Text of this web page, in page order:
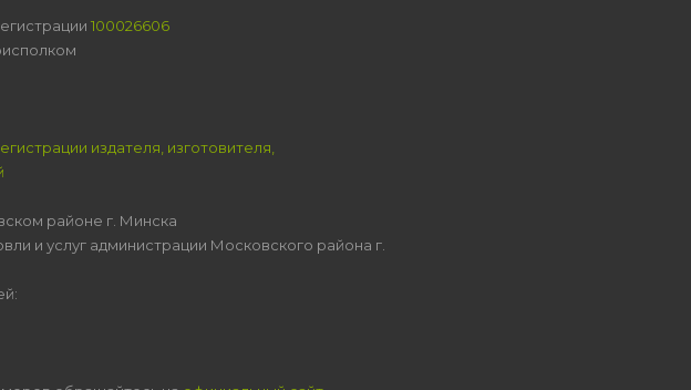
100026606
издателя, изготовителя,
районе г. Минска
и услуг администрации Московского района г.